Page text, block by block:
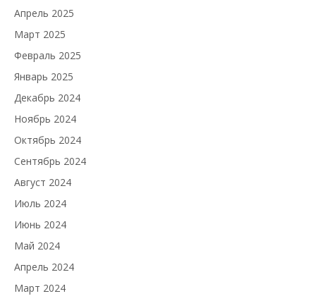
Апрель 2025
Март 2025
Февраль 2025
Январь 2025
Декабрь 2024
Ноябрь 2024
Октябрь 2024
Сентябрь 2024
Август 2024
Июль 2024
Июнь 2024
Май 2024
Апрель 2024
Март 2024